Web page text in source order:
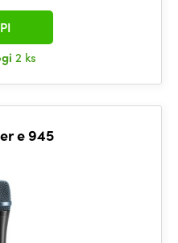
2 ks
e 945